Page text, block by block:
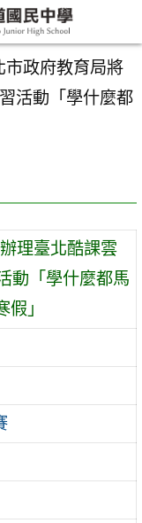
市政府教育局將
活動「學什麼都
理臺北酷課雲
動「學什麼都馬
」